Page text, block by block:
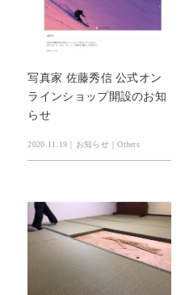
写真家 佐藤秀信 公式オン
ラインショップ開設のお知
らせ
2020.11.19｜お知らせ｜Others
Contact
お問合せ
BEST RATE
空室